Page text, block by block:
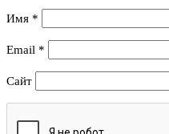
Имя *
Email *
Сайт